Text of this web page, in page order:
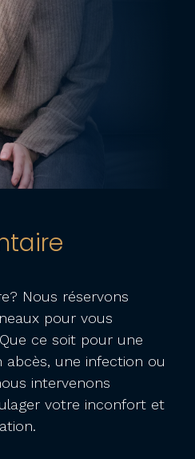
Nous réservons
pour vous
ce soit pour une
une infection ou
intervenons
votre inconfort et